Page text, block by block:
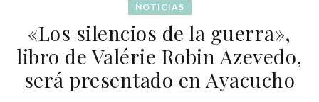
NOTICIAS
«Los silencios de la guerra»,
libro de Valérie Robin Azevedo,
será presentado en Ayacucho